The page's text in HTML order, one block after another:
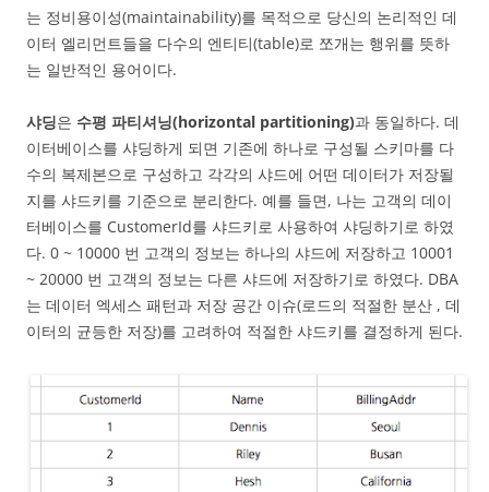
는 정비용이성(maintainability)를 목적으로 당신의 논리적인 데
이터 엘리먼트들을 다수의 엔티티(table)로 쪼개는 행위를 뜻하
는 일반적인 용어이다.
샤딩은 수평 파티셔닝(horizontal partitioning)과 동일하다. 데
이터베이스를 샤딩하게 되면 기존에 하나로 구성될 스키마를 다
수의 복제본으로 구성하고 각각의 샤드에 어떤 데이터가 저장될
지를 샤드키를 기준으로 분리한다. 예를 들면, 나는 고객의 데이
터베이스를 CustomerId를 샤드키로 사용하여 샤딩하기로 하였
다. 0 ~ 10000 번 고객의 정보는 하나의 샤드에 저장하고 10001
~ 20000 번 고객의 정보는 다른 샤드에 저장하기로 하였다. DBA
는 데이터 엑세스 패턴과 저장 공간 이슈(로드의 적절한 분산 , 데
이터의 균등한 저장)를 고려하여 적절한 샤드키를 결정하게 된다.